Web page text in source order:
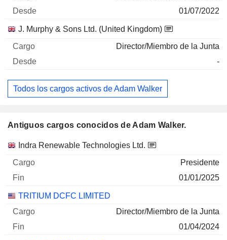
01/07/2022
J. Murphy & Sons Ltd. (United Kingdom)
Director/Miembro de la Junta
-
Todos los cargos activos de Adam Walker
Antiguos cargos conocidos de Adam Walker.
Empresas Cargo Fin
Indra Renewable Technologies Ltd.
Presidente
01/01/2025
TRITIUM DCFC LIMITED
Director/Miembro de la Junta
01/04/2024